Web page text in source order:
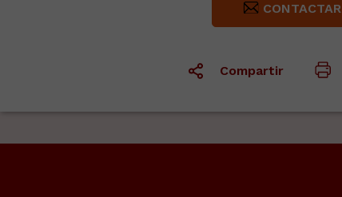
CONTACTAR
Compartir